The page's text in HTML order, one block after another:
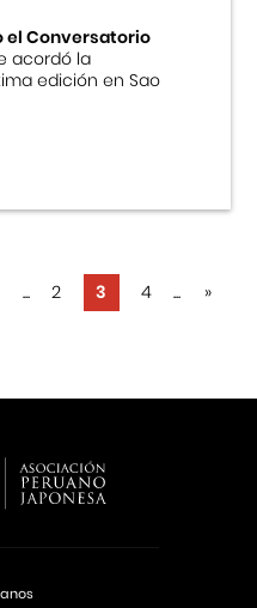
el Conversatorio
acordó la
edición en Sao
... 2 3 4 ... »